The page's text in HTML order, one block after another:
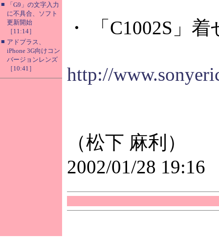
■
「G9」の文字入力
に不具合、ソフト
更新開始
［11:14］
■ アドプラス、
iPhone 3G向けコン
バージョンレンズ
［10:41］
・ 「C1002S」
http://
（松下 麻利）
2002/01/28 19:16